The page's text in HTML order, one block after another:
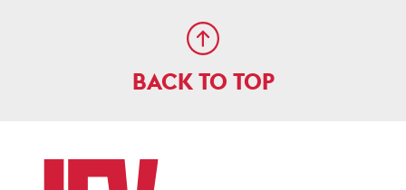
BACK TO TOP